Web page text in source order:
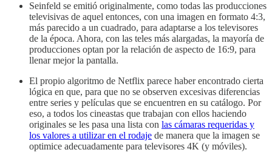
Seinfeld se emitió originalmente, como todas las producciones
televisivas de aquel entonces, con una imagen en formato 4:3,
más parecido a un cuadrado, para adaptarse a los televisores
de la época. Ahora, con las teles más alargadas, la mayoría de
producciones optan por la relación de aspecto de 16:9, para
llenar mejor la pantalla.
El propio algoritmo de Netflix parece haber encontrado cierta
lógica en que, para que no se observen excesivas diferencias
entre series y películas que se encuentren en su catálogo. Por
eso, a todos los cineastas que trabajan con ellos haciendo
originales se les pasa una lista con las cámaras requeridas y
los valores a utilizar en el rodaje de manera que la imagen se
optimice adecuadamente para televisores 4K (y móviles).